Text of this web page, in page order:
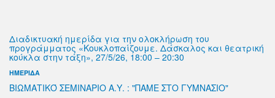
Διαδικτυακή ημερίδα για την ολοκλήρωση του
προγράμματος «Κουκλοπαίζουμε. Δάσκαλος και θεατρική
κούκλα στην τάξη», 27/5/26, 18:00 – 20:30
ΗΜΕΡΙΔΑ
ΒΙΩΜΑΤΙΚΌ ΣΕΜΙΝΑΡΙΟ Α.Υ. : "ΠΑΜΕ ΣΤΟ ΓΥΜΝΑΣΙΟ"